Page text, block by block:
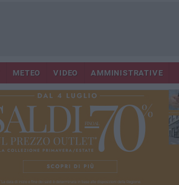
METEO VIDEO AMMINISTRATIVE